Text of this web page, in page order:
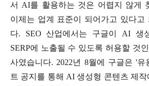
서 AI를 활용하는 것은 어렵지 않게
이제는 업계 표준이 되어가고 있다고
다. SEO 산업에서는 구글이 AI 생
SERP에 노출될 수 있도록 허용할 것
사였습니다. 2022년 8월에 구글은 '유
트 공지를 통해 AI 생성형 콘텐츠 제